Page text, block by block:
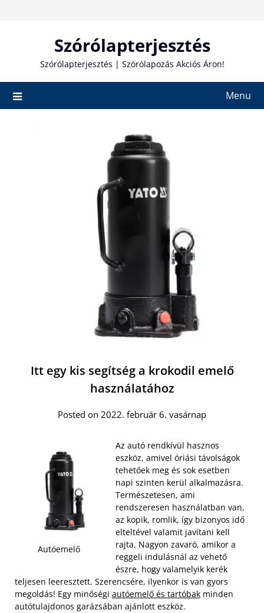
Szórólapterjesztés
Szórólapterjesztés | Szórólapozás Akciós Áron!
Menu
Itt egy kis segítség a krokodil emelő
használatához
Posted on 2022. február 6. vasárnap
Autóemelő
Az autó rendkívül hasznos
eszköz, amivel óriási távolságok
tehetőek meg és sok esetben
napi szinten kerül alkalmazásra.
Természetesen, ami
rendszeresen használatban van,
az kopik, romlik, így bizonyos idő
elteltével valamit javítani kell
rajta. Nagyon zavaró, amikor a
reggeli indulásnál az vehető
észre, hogy valamelyik kerék
teljesen leeresztett. Szerencsére, ilyenkor is van gyors
megoldás! Egy minőségi autóemelő és tartóbak minden
autótulajdonos garázsában ajánlott eszköz.